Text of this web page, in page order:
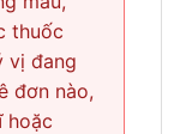
thuốc
vị đang
đơn nào,
hoặc